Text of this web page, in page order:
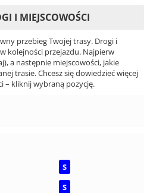
I MIEJSCOWOŚCI
przebieg Twojej trasy. Drogi i
kolejności przejazdu. Najpierw
a następnie miejscowości, jakie
trasie. Chcesz się dowiedzieć więcej
– kliknij wybraną pozycję.
S
S